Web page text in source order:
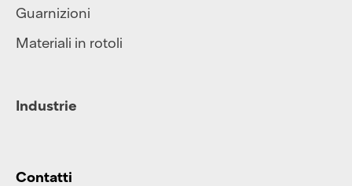
Guarnizioni
Materiali in rotoli
Industrie
Contatti